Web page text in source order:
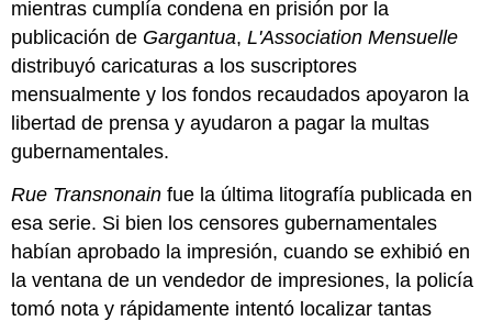
mientras cumplía condena en prisión por la
publicación de Gargantua,L'Association Mensuelle
distribuyó caricaturas a los suscriptores
mensualmente y los fondos recaudados apoyaron la
libertad de prensa y ayudaron a pagar la multas
gubernamentales.
Rue Transnonain fue la última litografía publicada en
esa serie. Si bien los censores gubernamentales
habían aprobado la impresión, cuando se exhibió en
la ventana de un vendedor de impresiones, la policía
tomó nota y rápidamente intentó localizar tantas